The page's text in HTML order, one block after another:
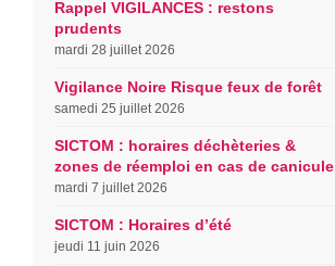
Rappel VIGILANCES : restons
prudents
mardi 28 juillet 2026
Vigilance Noire Risque feux de forêt
samedi 25 juillet 2026
SICTOM : horaires déchèteries &
zones de réemploi en cas de canicule
mardi 7 juillet 2026
SICTOM : Horaires d’été
jeudi 11 juin 2026